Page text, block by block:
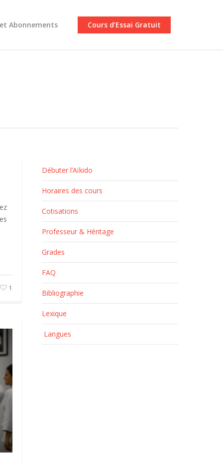
Abonnements Cours d’Essai Gratuit
1
Débuter l’Aïkido
Horaires des cours
Cotisations
Professeur & Héritage
Grades
FAQ
Bibliographie
Lexique
Langues